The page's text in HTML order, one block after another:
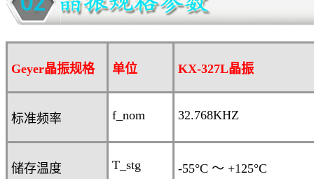
Geyer晶振规格 单位 KX-327L晶振
标准频率 f_nom 32.768KHZ
储存温度 T_stg -55°C ～ +125°C